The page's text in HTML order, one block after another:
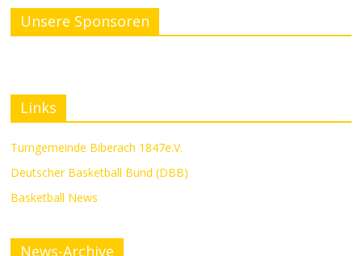
Unsere Sponsoren
Links
Turngemeinde Biberach 1847e.V.
Deutscher Basketball Bund (DBB)
Basketball News
News-Archive